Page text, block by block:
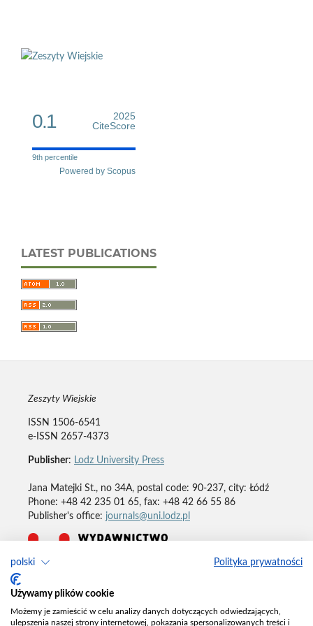
polski Polityka prywatności
Używamy plików cookie
Możemy je zamieścić w celu analizy danych dotyczących odwiedzających,
ulepszenia naszej strony internetowej, pokazania spersonalizowanych treści i
0.1
2025
CiteScore
9th percentile
Powered by Scopus
LATEST PUBLICATIONS
Zeszyty Wiejskie
ISSN 1506-6541
e-ISSN 2657-4373
Publisher: Lodz University Press
Jana Matejki St., no 34A, postal code: 90-237, city: Łódź
Phone: +48 42 235 01 65, fax: +48 42 66 55 86
Publisher's office: journals@uni.lodz.pl
Deklaracja dostępności